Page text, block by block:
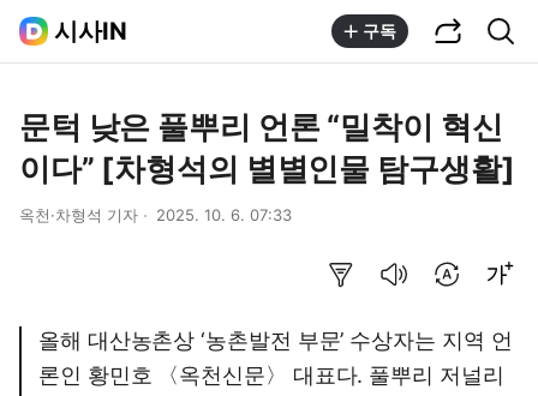
시사IN 구독
문턱 낮은 풀뿌리 언론 “밀착이 혁신
이다” [차형석의 별별인물 탐구생활]
옥천·차형석 기자 2025. 10. 6. 07:33
올해 대산농촌상 ‘농촌발전 부문’ 수상자는 지역 언
론인 황민호 〈옥천신문〉 대표다. 풀뿌리 저널리